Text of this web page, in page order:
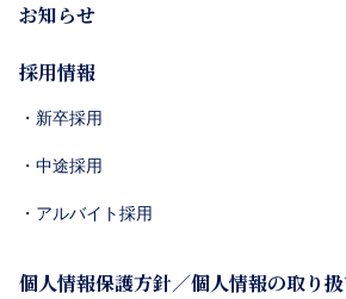
お知らせ
採用情報
・新卒採用
・中途採用
・アルバイト採用
個人情報保護方針／個人情報の取り